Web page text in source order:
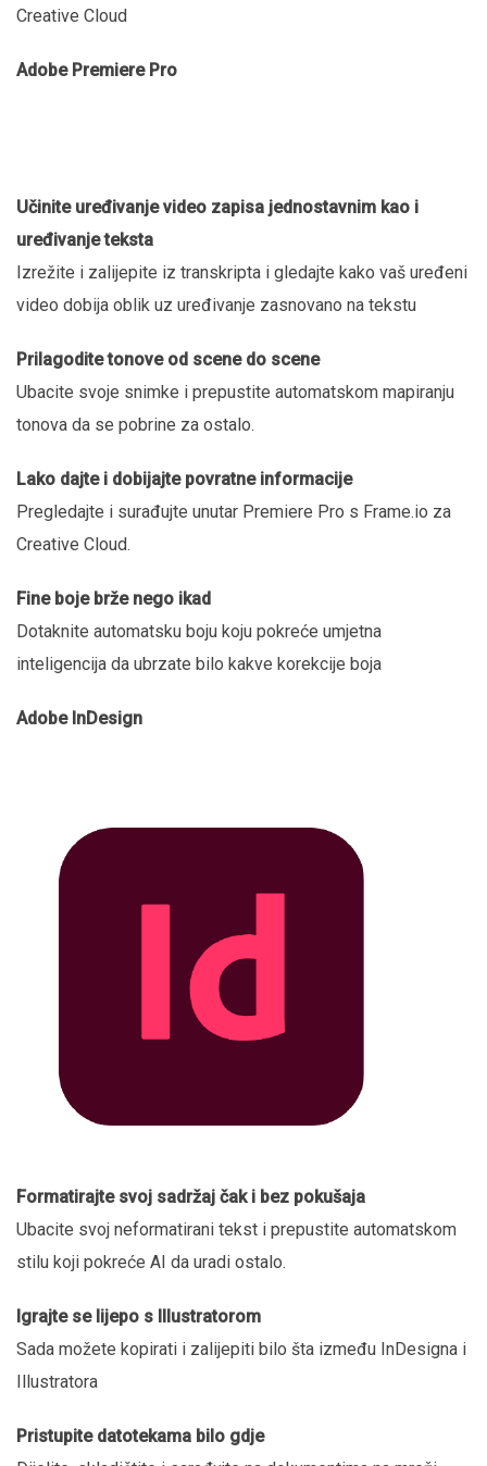
Creative Cloud
Adobe Premiere Pro
Učinite uređivanje video zapisa jednostavnim kao i
uređivanje teksta
Izrežite i zalijepite iz transkripta i gledajte kako vaš uređeni
video dobija oblik uz uređivanje zasnovano na tekstu
Prilagodite tonove od scene do scene
Ubacite svoje snimke i prepustite automatskom mapiranju
tonova da se pobrine za ostalo.
Lako dajte i dobijajte povratne informacije
Pregledajte i surađujte unutar Premiere Pro s Frame.io za
Creative Cloud.
Fine boje brže nego ikad
Dotaknite automatsku boju koju pokreće umjetna
inteligencija da ubrzate bilo kakve korekcije boja
Adobe InDesign
Formatirajte svoj sadržaj čak i bez pokušaja
Ubacite svoj neformatirani tekst i prepustite automatskom
stilu koji pokreće AI da uradi ostalo.
Igrajte se lijepo s Illustratorom
Sada možete kopirati i zalijepiti bilo šta između InDesigna i
Illustratora
Pristupite datotekama bilo gdje